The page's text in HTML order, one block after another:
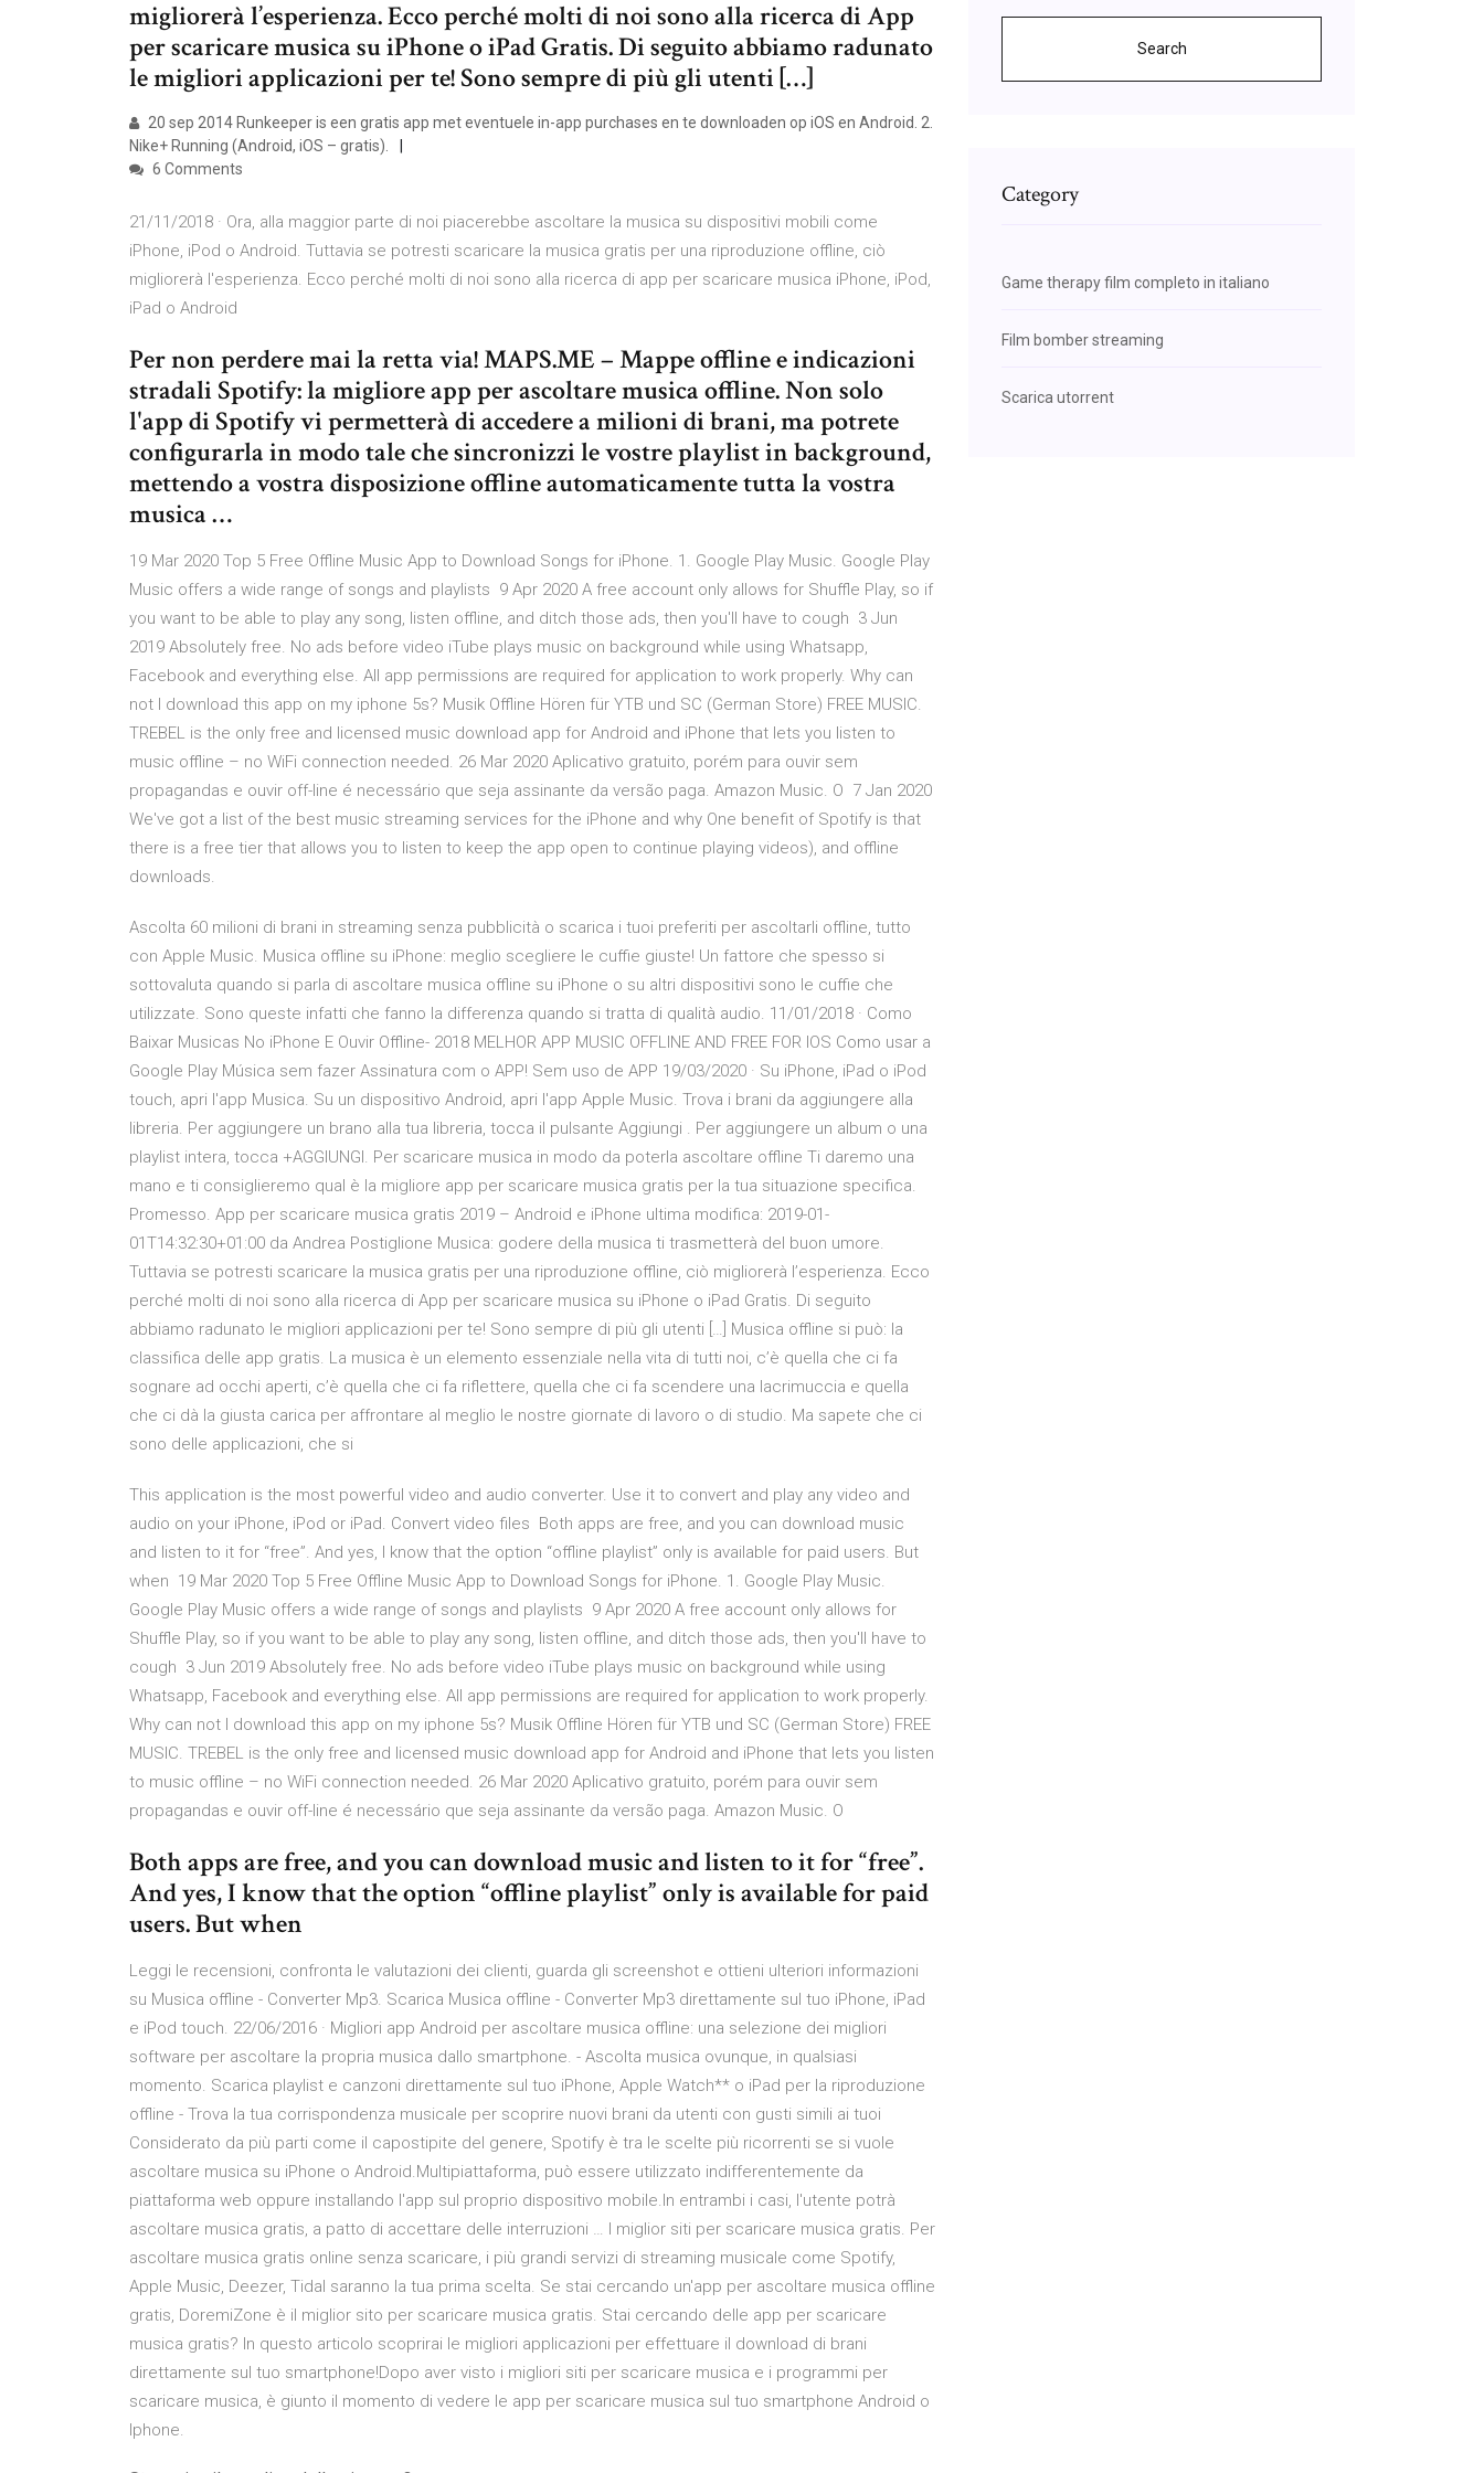
migliorerà l’esperienza. Ecco perché molti di noi sono alla ricerca di App
per scaricare musica su iPhone o iPad Gratis. Di seguito abbiamo radunato
le migliori applicazioni per te! Sono sempre di più gli utenti […]
20 sep 2014 Runkeeper is een gratis app met eventuele in-app purchases en te downloaden op iOS en Android. 2.
Nike+ Running (Android, iOS – gratis).
6 Comments
21/11/2018 · Ora, alla maggior parte di noi piacerebbe ascoltare la musica su dispositivi mobili come
iPhone, iPod o Android. Tuttavia se potresti scaricare la musica gratis per una riproduzione offline, ciò
migliorerà l'esperienza. Ecco perché molti di noi sono alla ricerca di app per scaricare musica iPhone, iPod,
iPad o Android
Per non perdere mai la retta via! MAPS.ME – Mappe offline e indicazioni
stradali Spotify: la migliore app per ascoltare musica offline. Non solo
l'app di Spotify vi permetterà di accedere a milioni di brani, ma potrete
configurarla in modo tale che sincronizzi le vostre playlist in background,
mettendo a vostra disposizione offline automaticamente tutta la vostra
musica …
19 Mar 2020 Top 5 Free Offline Music App to Download Songs for iPhone. 1. Google Play Music. Google Play
Music offers a wide range of songs and playlists 9 Apr 2020 A free account only allows for Shuffle Play, so if
you want to be able to play any song, listen offline, and ditch those ads, then you'll have to cough 3 Jun
2019 Absolutely free. No ads before video iTube plays music on background while using Whatsapp,
Facebook and everything else. All app permissions are required for application to work properly. Why can
not I download this app on my iphone 5s? Musik Offline Hören für YTB und SC (German Store) FREE MUSIC.
TREBEL is the only free and licensed music download app for Android and iPhone that lets you listen to
music offline – no WiFi connection needed. 26 Mar 2020 Aplicativo gratuito, porém para ouvir sem
propagandas e ouvir off-line é necessário que seja assinante da versão paga. Amazon Music. O 7 Jan 2020
We've got a list of the best music streaming services for the iPhone and why One benefit of Spotify is that
there is a free tier that allows you to listen to keep the app open to continue playing videos), and offline
downloads.
Ascolta 60 milioni di brani in streaming senza pubblicità o scarica i tuoi preferiti per ascoltarli offline, tutto
con Apple Music. Musica offline su iPhone: meglio scegliere le cuffie giuste! Un fattore che spesso si
sottovaluta quando si parla di ascoltare musica offline su iPhone o su altri dispositivi sono le cuffie che
utilizzate. Sono queste infatti che fanno la differenza quando si tratta di qualità audio. 11/01/2018 · Como
Baixar Musicas No iPhone E Ouvir Offline- 2018 MELHOR APP MUSIC OFFLINE AND FREE FOR IOS Como usar a
Google Play Música sem fazer Assinatura com o APP! Sem uso de APP 19/03/2020 · Su iPhone, iPad o iPod
touch, apri l'app Musica. Su un dispositivo Android, apri l'app Apple Music. Trova i brani da aggiungere alla
libreria. Per aggiungere un brano alla tua libreria, tocca il pulsante Aggiungi . Per aggiungere un album o una
playlist intera, tocca +AGGIUNGI. Per scaricare musica in modo da poterla ascoltare offline Ti daremo una
mano e ti consiglieremo qual è la migliore app per scaricare musica gratis per la tua situazione specifica.
Promesso. App per scaricare musica gratis 2019 – Android e iPhone ultima modifica: 2019-01-
01T14:32:30+01:00 da Andrea Postiglione Musica: godere della musica ti trasmetterà del buon umore.
Tuttavia se potresti scaricare la musica gratis per una riproduzione offline, ciò migliorerà l’esperienza. Ecco
perché molti di noi sono alla ricerca di App per scaricare musica su iPhone o iPad Gratis. Di seguito
abbiamo radunato le migliori applicazioni per te! Sono sempre di più gli utenti […] Musica offline si può: la
classifica delle app gratis. La musica è un elemento essenziale nella vita di tutti noi, c’è quella che ci fa
sognare ad occhi aperti, c’è quella che ci fa riflettere, quella che ci fa scendere una lacrimuccia e quella
che ci dà la giusta carica per affrontare al meglio le nostre giornate di lavoro o di studio. Ma sapete che ci
sono delle applicazioni, che si
This application is the most powerful video and audio converter. Use it to convert and play any video and
audio on your iPhone, iPod or iPad. Convert video files Both apps are free, and you can download music
and listen to it for “free”. And yes, I know that the option “offline playlist” only is available for paid users. But
when 19 Mar 2020 Top 5 Free Offline Music App to Download Songs for iPhone. 1. Google Play Music.
Google Play Music offers a wide range of songs and playlists 9 Apr 2020 A free account only allows for
Shuffle Play, so if you want to be able to play any song, listen offline, and ditch those ads, then you'll have to
cough 3 Jun 2019 Absolutely free. No ads before video iTube plays music on background while using
Whatsapp, Facebook and everything else. All app permissions are required for application to work properly.
Why can not I download this app on my iphone 5s? Musik Offline Hören für YTB und SC (German Store) FREE
MUSIC. TREBEL is the only free and licensed music download app for Android and iPhone that lets you listen
to music offline – no WiFi connection needed. 26 Mar 2020 Aplicativo gratuito, porém para ouvir sem
propagandas e ouvir off-line é necessário que seja assinante da versão paga. Amazon Music. O
Both apps are free, and you can download music and listen to it for “free”.
And yes, I know that the option “offline playlist” only is available for paid
users. But when
‎Leggi le recensioni, confronta le valutazioni dei clienti, guarda gli screenshot e ottieni ulteriori informazioni
su Musica offline - Converter Mp3. Scarica Musica offline - Converter Mp3 direttamente sul tuo iPhone, iPad
e iPod touch. 22/06/2016 · Migliori app Android per ascoltare musica offline: una selezione dei migliori
software per ascoltare la propria musica dallo smartphone. - Ascolta musica ovunque, in qualsiasi
momento. Scarica playlist e canzoni direttamente sul tuo iPhone, Apple Watch** o iPad per la riproduzione
offline - Trova la tua corrispondenza musicale per scoprire nuovi brani da utenti con gusti simili ai tuoi
Considerato da più parti come il capostipite del genere, Spotify è tra le scelte più ricorrenti se si vuole
ascoltare musica su iPhone o Android.Multipiattaforma, può essere utilizzato indifferentemente da
piattaforma web oppure installando l'app sul proprio dispositivo mobile.In entrambi i casi, l'utente potrà
ascoltare musica gratis, a patto di accettare delle interruzioni … l miglior siti per scaricare musica gratis. Per
ascoltare musica gratis online senza scaricare, i più grandi servizi di streaming musicale come Spotify,
Apple Music, Deezer, Tidal saranno la tua prima scelta. Se stai cercando un'app per ascoltare musica offline
gratis, DoremiZone è il miglior sito per scaricare musica gratis. Stai cercando delle app per scaricare
musica gratis? In questo articolo scoprirai le migliori applicazioni per effettuare il download di brani
direttamente sul tuo smartphone!Dopo aver visto i migliori siti per scaricare musica e i programmi per
scaricare musica, è giunto il momento di vedere le app per scaricare musica sul tuo smartphone Android o
Iphone.
Search
Category
Game therapy film completo in italiano
Film bomber streaming
Scarica utorrent